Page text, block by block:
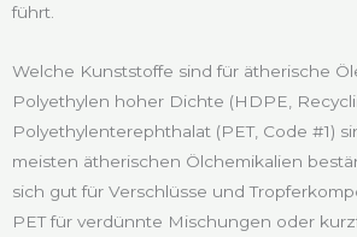
führt.
Welche Kunststoffe sind für ätherische
Polyethylen hoher Dichte (HDPE,
Polyethylenterephthalat (PET, Code #1)
meisten ätherischen Ölchemikalien
sich gut für Verschlüsse und
PET für verdünnte Mischungen oder